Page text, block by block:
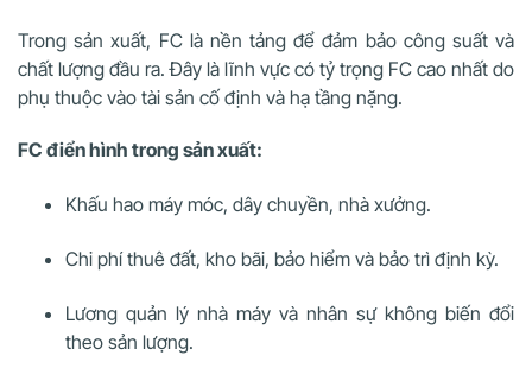
Trong sản xuất, FC là nền tảng để đảm bảo công suất và
chất lượng đầu ra. Đây là lĩnh vực có tỷ trọng FC cao nhất do
phụ thuộc vào tài sản cố định và hạ tầng nặng.
FC điển hình trong sản xuất:
Khấu hao máy móc, dây chuyền, nhà xưởng.
Chi phí thuê đất, kho bãi, bảo hiểm và bảo trì định kỳ.
Lương quản lý nhà máy và nhân sự không biến đổi
theo sản lượng.